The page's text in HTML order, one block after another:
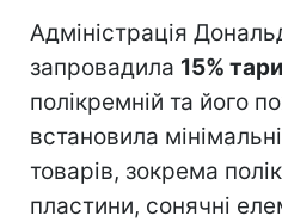
Адміністрація
запровадила 15%
полікремній та його
встановила
товарів, зокрема
пластини, сонячні